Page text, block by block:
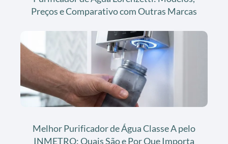
Preços e Comparativo com Outras Marcas
Melhor Purificador de Água Classe A pelo
INMETRO: Quais São e Por Que Importa